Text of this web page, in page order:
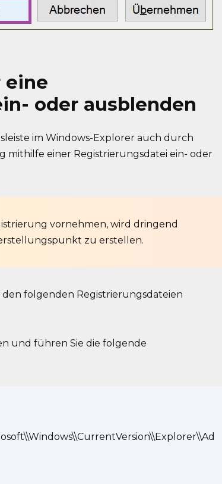
eine
oder ausblenden
im Windows-Explorer auch durch
mithilfe einer Registrierungsdatei ein- oder
vornehmen, wird dringend
zu erstellen.
folgenden Registrierungsdateien
und führen Sie die folgende